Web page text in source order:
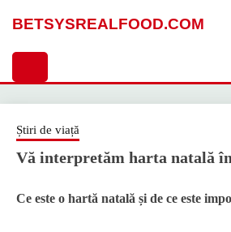
BETSYSREALFOOD.COM
Știri de viață
Vă interpretăm harta natală
Ce este o hartă natală și de ce este